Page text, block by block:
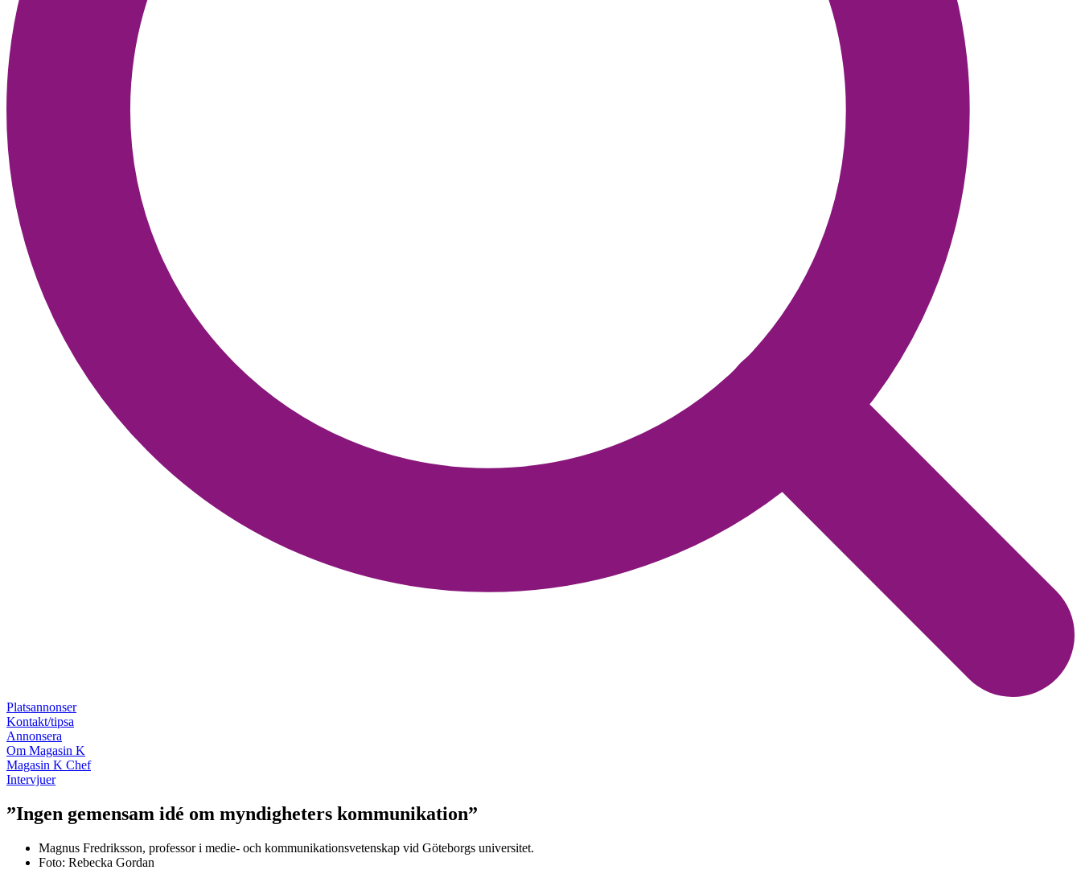
Platsannonser
Kontakt/tipsa
Annonsera
Om Magasin K
Magasin K Chef
Intervjuer
”Ingen gemensam idé om myndigheters kommunikation”
Magnus Fredriksson, professor i medie- och kommunikationsvetenskap vid Göteborgs universitet.
Foto: Rebecka Gordan